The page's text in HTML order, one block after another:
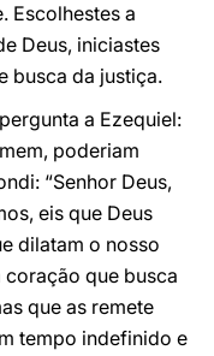
Escolhestes a
Deus, iniciastes
busca da justiça.
a Ezequiel:
poderiam
“Senhor Deus,
eis que Deus
dilatam o nosso
coração que busca
que as remete
tempo indefinido e